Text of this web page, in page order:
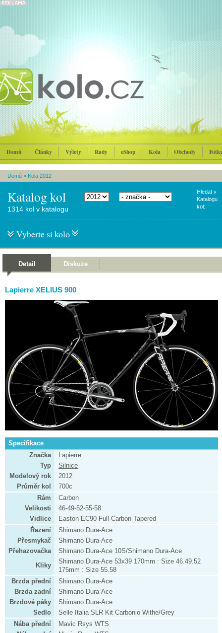
Domů Články Výlety Rady eShop Kola Obchody
Domů » Kola 2012
Katalog kol
Hledat v
Katalogu
kol:
1314 kol v katalogu
Vyberte si kolo
Detail Diskuze
Lapierre XELIUS 900
Specifikace
Značka
Lapierre
Typ
Silnice
Modelový rok
2012
Průměr kol
700c
Rám
Carbon
Velikosti
46-49-52-55-58
Vidlice
Easton EC90 Full Carbon Tapered
Řazení
Shimano Dura-Ace
Přesmykač
Shimano Dura-Ace
Přehazovačka
Shimano Dura-Ace 10S/Shimano Dura-Ace
Kliky
Shimano Dura-Ace 53x39 170mm : Size 46.49.52
175mm : Size 55.58
Brzda přední
Shimano Dura-Ace
Brzda zadní
Shimano Dura-Ace
Brzdové páky
Shimano Dura-Ace
Sedlo
Selle Italia SLR Kit Carbonio Withe/Grey
Nába přední
Mavic Rsys WTS